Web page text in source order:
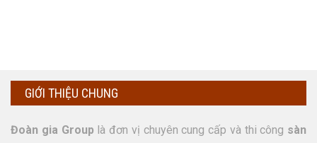
GIỚI THIỆU CHUNG
Đoàn gia Group là đơn vị chuyên cung cấp và thi công sàn